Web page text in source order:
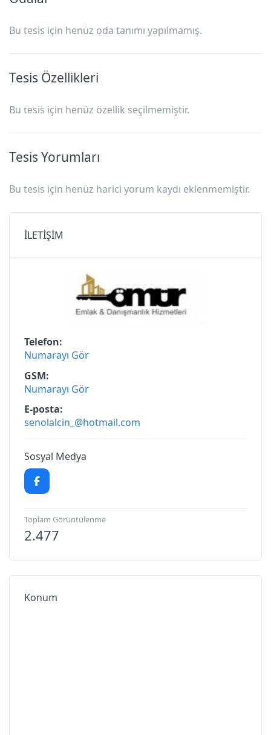
Bu tesis için henüz oda tanımı yapılmamış.
Tesis Özellikleri
Bu tesis için henüz özellik seçilmemiştir.
Tesis Yorumları
Bu tesis için henüz harici yorum kaydı eklenmemiştir.
İLETİŞİM
Telefon
Numarayı Gör
GSM
Numarayı Gör
E-posta
senolalcin_@hotmail.com
Sosyal Medya
Toplam Görüntülenme
2.477
Konum